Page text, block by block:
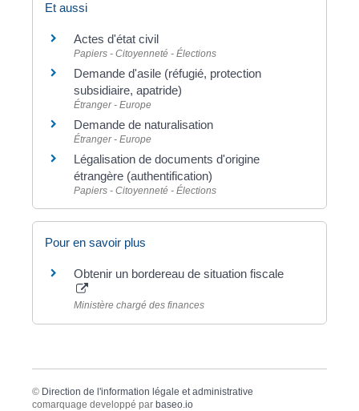
Et aussi
Actes d'état civil
Papiers - Citoyenneté - Élections
Demande d'asile (réfugié, protection
subsidiaire, apatride)
Étranger - Europe
Demande de naturalisation
Étranger - Europe
Légalisation de documents d'origine
étrangère (authentification)
Papiers - Citoyenneté - Élections
Pour en savoir plus
Obtenir un bordereau de situation fiscale
Ministère chargé des finances
© Direction de l'information légale et administrative
comarquage developpé par baseo.io